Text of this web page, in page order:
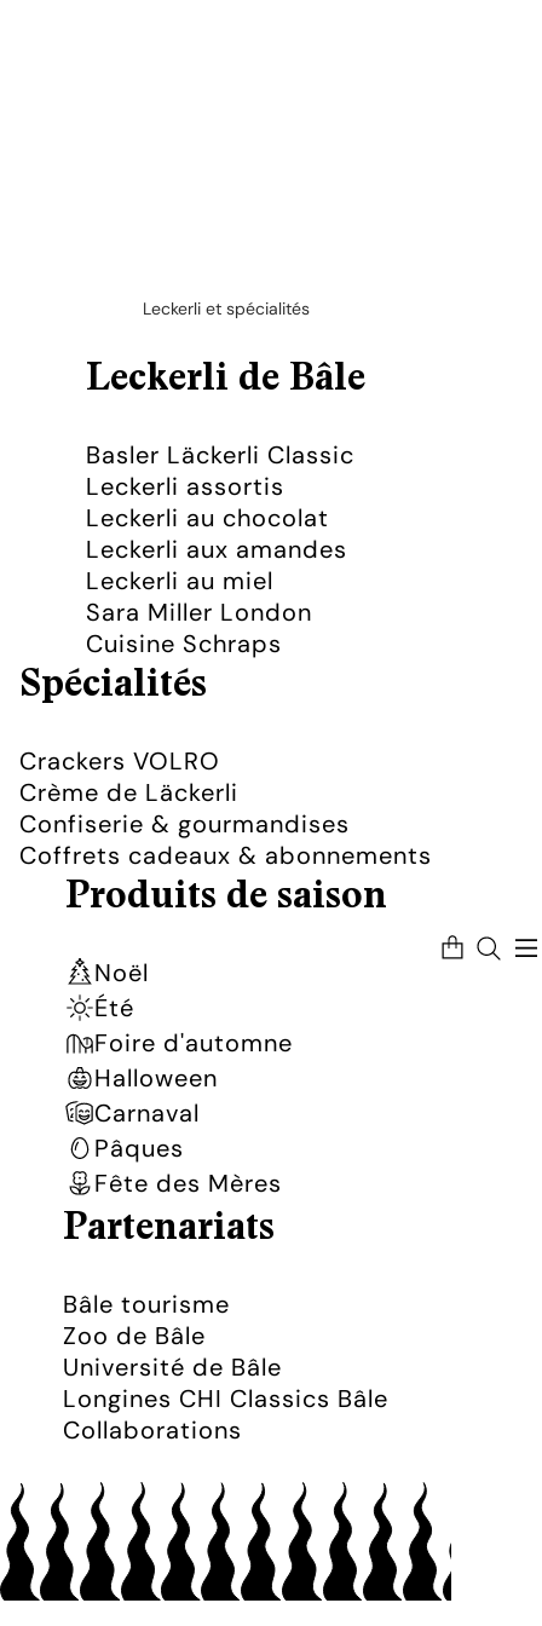
Leckerli et spécialités
Leckerli de Bâle
Basler Läckerli Classic
Leckerli assortis
Leckerli au chocolat
Leckerli aux amandes
Leckerli au miel
Sara Miller London
Cuisine Schraps
Spécialités
Crackers VOLRO
Crème de Läckerli
Confiserie & gourmandises
Coffrets cadeaux & abonnements
Produits de saison
Noël
Été
Foire d'automne
Halloween
Carnaval
Pâques
Fête des Mères
Partenariats
Bâle tourisme
Zoo de Bâle
Université de Bâle
Longines CHI Classics Bâle
Collaborations
Nombre
total
d’articles